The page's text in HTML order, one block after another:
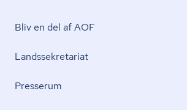
Bliv en del af AOF
Lands­se­kre­ta­ri­at
Presserum